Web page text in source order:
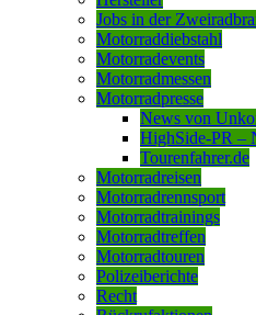
Jobs in der
Motorraddiebstahl
Motorradevents
Motorradmessen
Motorradpresse
News von
HighSide-PR –
Tourenfahrer.de
Motorradreisen
Motorradrennsport
Motorradtrainings
Motorradtreffen
Motorradtouren
Polizeiberichte
Recht